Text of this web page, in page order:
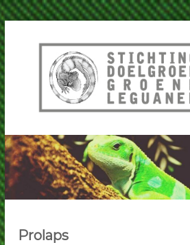
G
a
n
a
a
r
d
e
i
n
h
o
u
d
Prolaps